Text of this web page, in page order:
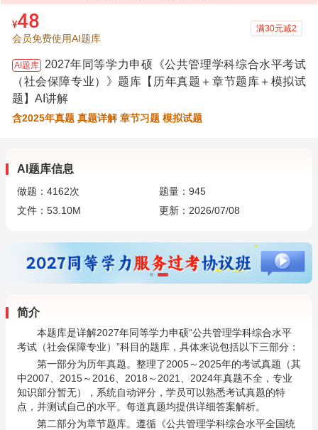
¥48
会员免费使用AI题库
满30元减2
AI题库
2027年同等学力申硕《公共管理学科综合水平考试
（社会保障专业）》题库【历年真题＋章节题库＋模拟试
题】AI讲解
含2025年真题 真题详解 章节习题 模拟试题
AI题库信息
做题： 4162次
题量：945
文件：53.10M
更新：2026/07/08
简介
本题库是详解2027年同等学力申硕“公共管理学科综合水平
考试（社会保障专业）”科目的题库，具体来说包括以下三部分：
第一部分为历年真题。整理了2005～2025年的考试真题（其
中2007、2015～2016、2018～2021、2024年真题不全，专业
知识部分暂无），系统自动评分，学员可以熟悉考试真题的特
点，并测试自己的水平。每道真题均提供详细答案解析。
第二部分为章节题库。遵循《公共管理学科综合水平全国统